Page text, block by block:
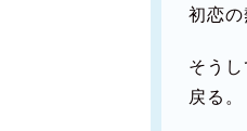
初恋の
そう
戻る。